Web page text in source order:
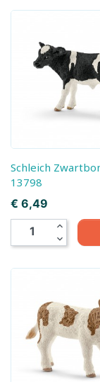
Schleich Zwartbont kalf,
13798
Prijs
€ 6,49
expand_less
expand_more